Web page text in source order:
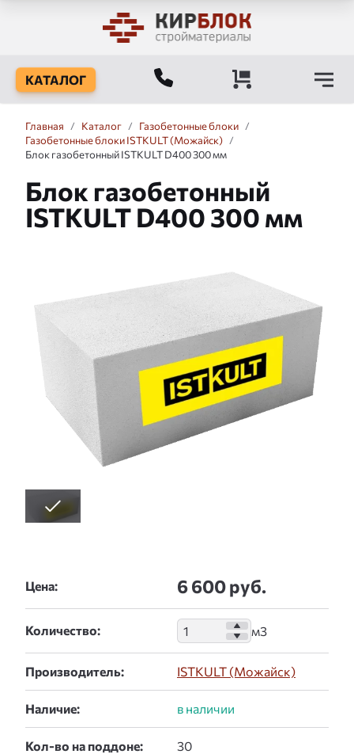
КАТАЛОГ
Главная / Каталог / Газобетонные блоки /
Газобетонные блоки ISTKULT (Можайск) /
Блок газобетонный ISTKULT D400 300 мм
Блок газобетонный
ISTKULT D400 300 мм
Цена: 6 600 руб.
Количество:
Производитель: ISTKULT (Можайск)
Наличие:
Кол-во на поддоне: